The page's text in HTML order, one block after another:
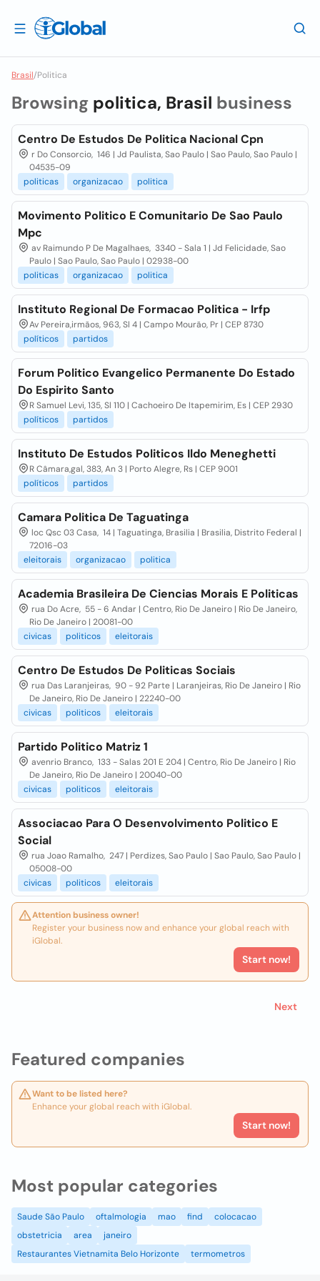
Brasil/Politica
Featured companies
Want to be listed here?
Enhance your global reach with iGlobal.
Start now!
Browsing politica, Brasil business
Centro De Estudos De Politica Nacional Cpn
r Do Consorcio, 146 | Jd Paulista, Sao Paulo | Sao Paulo, Sao Paulo |
04535-09
politicas
organizacao politica
Movimento Politico E Comunitario De Sao Paulo
Mpc
av Raimundo P De Magalhaes, 3340 - Sala 1 | Jd Felicidade, Sao
Paulo | Sao Paulo, Sao Paulo | 02938-00
politicas
organizacao politica
Instituto Regional De Formacao Politica - Irfp
Av Pereira,irmãos, 963, Sl 4 | Campo Mourão, Pr | CEP 8730
políticos
partidos
Forum Politico Evangelico Permanente Do Estado
Do Espirito Santo
R Samuel Levi, 135, Sl 110 | Cachoeiro De Itapemirim, Es | CEP 2930
políticos
partidos
Instituto De Estudos Politicos Ildo Meneghetti
R Câmara,gal, 383, An 3 | Porto Alegre, Rs | CEP 9001
políticos
partidos
Camara Politica De Taguatinga
loc Qsc 03 Casa, 14 | Taguatinga, Brasilia | Brasilia, Distrito Federal |
72016-03
eleitorais
organizacao politica
Academia Brasileira De Ciencias Morais E Politicas
rua Do Acre, 55 - 6 Andar | Centro, Rio De Janeiro | Rio De Janeiro,
Rio De Janeiro | 20081-00
civicas
politicos eleitorais
Centro De Estudos De Politicas Sociais
rua Das Laranjeiras, 90 - 92 Parte | Laranjeiras, Rio De Janeiro | Rio
De Janeiro, Rio De Janeiro | 22240-00
civicas
politicos eleitorais
Partido Politico Matriz 1
avenrio Branco, 133 - Salas 201 E 204 | Centro, Rio De Janeiro | Rio
De Janeiro, Rio De Janeiro | 20040-00
civicas
politicos eleitorais
Associacao Para O Desenvolvimento Politico E
Social
rua Joao Ramalho, 247 | Perdizes, Sao Paulo | Sao Paulo, Sao Paulo |
05008-00
civicas
politicos eleitorais
Attention business owner!
Register your business now and enhance your global reach with
iGlobal.
Start now!
Next
Most popular categories
Saude São Paulo oftalmologia mao find
colocacao
obstetricia
area
janeiro
Restaurantes Vietnamita Belo Horizonte
termometros